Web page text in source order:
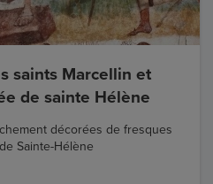
saints Marcellin et
de sainte Hélène
décorées de fresques
Sainte-Hélène